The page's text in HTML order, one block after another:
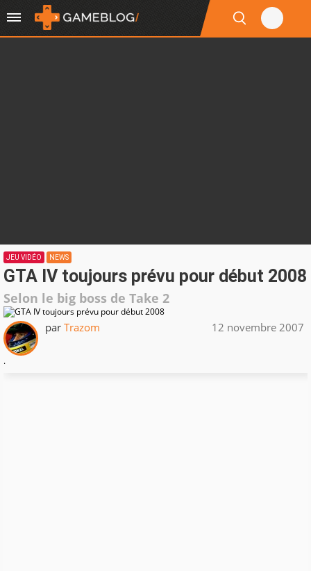
JEU VIDÉO NEWS
GTA IV toujours prévu pour début 2008
Selon le big boss de Take 2
par Trazom 12 novembre 2007
.